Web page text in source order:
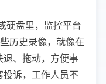
硬盘里，监控平台
历史录像，就像在
、拖动，方便事
诉，工作人员不